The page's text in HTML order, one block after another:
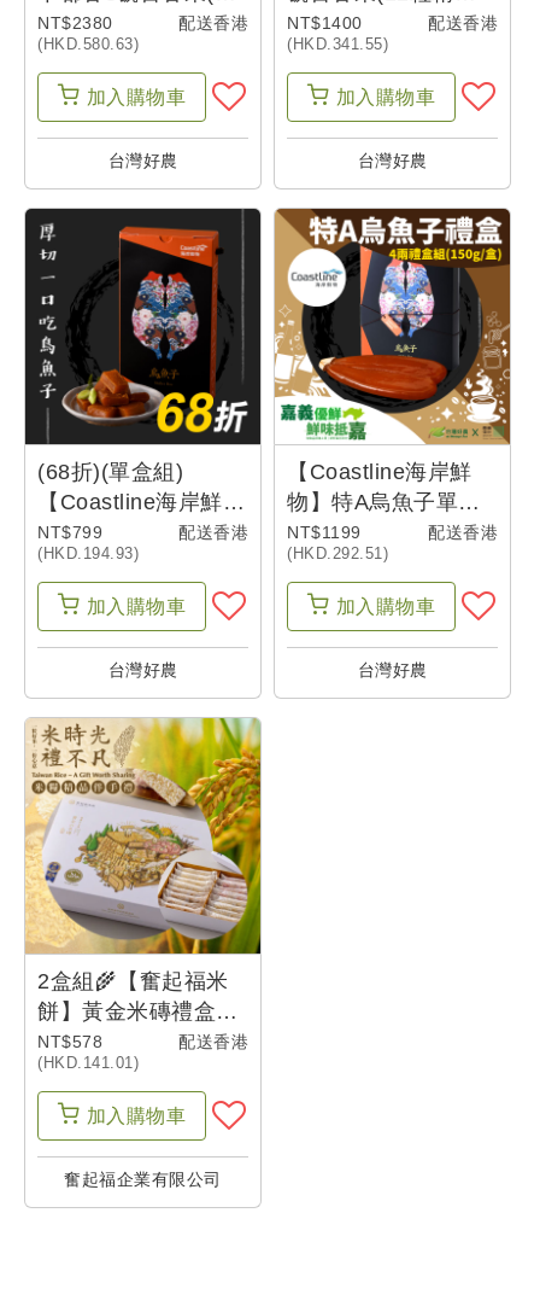
戶
設
粒精選禮盒)(1.4公
斤)-香港
NT$2380 配送香港
(HKD.580.63)
加入 購物車
台灣好農
禮盒)(1.4公斤)-香港
NT$1400 配送香港
(HKD.341.55)
加入 購物車
台灣好農
(68折)(單盒組)
【Coastline海岸鮮
物】厚切一口吃烏魚
子80g/盒-嘉義優鮮-
香港
NT$799 配送香港
(HKD.194.93)
加入 購物車
台灣好農
【Coastline海岸鮮
物】特A烏魚子單片
禮盒150g/盒(4兩禮
盒組) -香港_嘉義優
鮮
NT$1199 配送香港
(HKD.292.51)
加入 購物車
台灣好農
2盒組🌾【奮起福米
餅】黃金米磚禮盒16
入/盒-香港-米糧精品
NT$578 配送香港
(HKD.141.01)
加入 購物車
奮起福企業有限公司